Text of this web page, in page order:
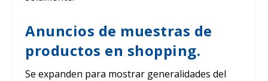
Anuncios de muestras de
productos en shopping.
Se expanden para mostrar generalidades del